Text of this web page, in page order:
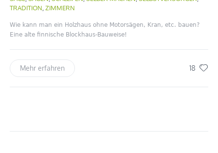
TRADITION ZIMMERN
Wie kann man ein Holzhaus ohne Motorsägen, Kran, etc. bauen?
Eine alte finnische Blockhaus-Bauweise!
18
Mehr erfahren